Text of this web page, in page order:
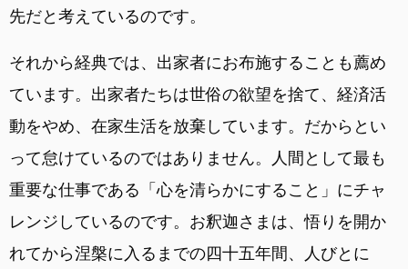
先だと考えているのです。
それから経典では、出家者にお布施することも薦め
ています。出家者たちは世俗の欲望を捨て、経済活
動をやめ、在家生活を放棄しています。だからとい
って怠けているのではありません。人間として最も
重要な仕事である「心を清らかにすること」にチャ
レンジしているのです。お釈迦さまは、悟りを開か
れてから涅槃に入るまでの四十五年間、人びとに